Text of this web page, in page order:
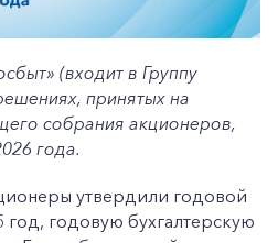
(входит в Группу
принятых на
собрания акционеров,
года.
утвердили годовой
год, годовую бухгалтерскую